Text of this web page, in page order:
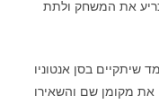
את המשחק ולתת
שיתקיים בסן אנטוניו
את מקומן שם והשאירו